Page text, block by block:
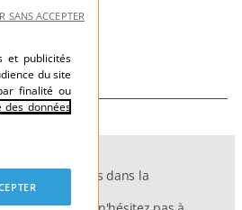
être trouvées dans la
et publicités
du site
finalité ou
des données
SANS ACCEPTER